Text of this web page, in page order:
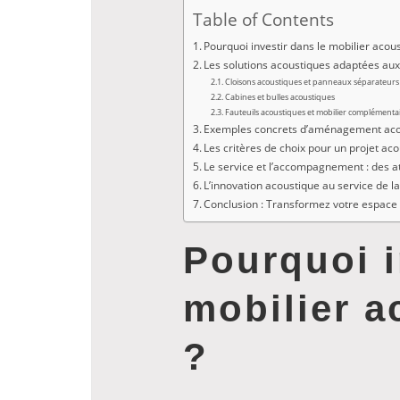
espaces de travail. Les
spécificités de chaque projet,
à la fluidité des échanges et à
Table of Contents
Pourquoi investir dans le mobilier
Les solutions acoustiques adaptées
Cloisons acoustiques et panneaux séparateurs
Cabines et bulles acoustiques
Fauteuils acoustiques et mobilier
Exemples concrets d’aménagement
Les critères de choix pour un projet
Le service et l’accompagnement : des
L’innovation acoustique au service de
Conclusion : Transformez votre espace
Pourquoi
mobilier
?